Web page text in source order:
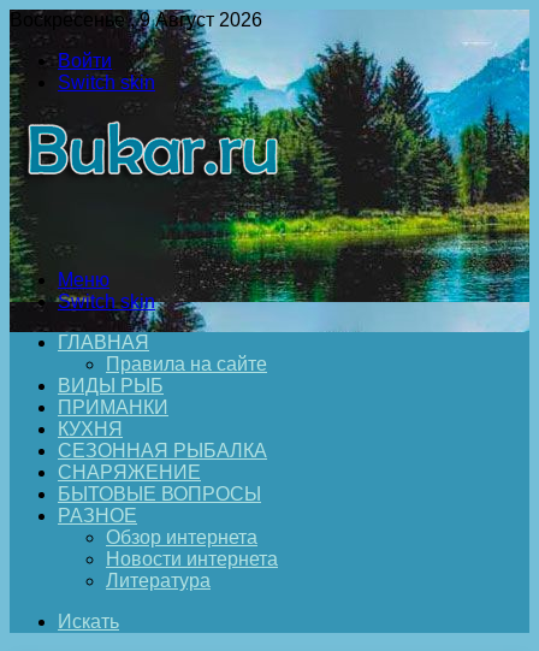
Воскресенье , 9 Август 2026
Войти
Switch skin
Меню
Switch skin
ГЛАВНАЯ
Правила на сайте
ВИДЫ РЫБ
ПРИМАНКИ
КУХНЯ
СЕЗОННАЯ РЫБАЛКА
СНАРЯЖЕНИЕ
БЫТОВЫЕ ВОПРОСЫ
РАЗНОЕ
Обзор интернета
Новости интернета
Литература
Искать